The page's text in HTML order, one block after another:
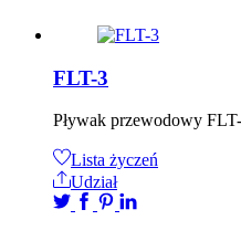
FLT-3
Pływak przewodowy
Lista życzeń
Udział